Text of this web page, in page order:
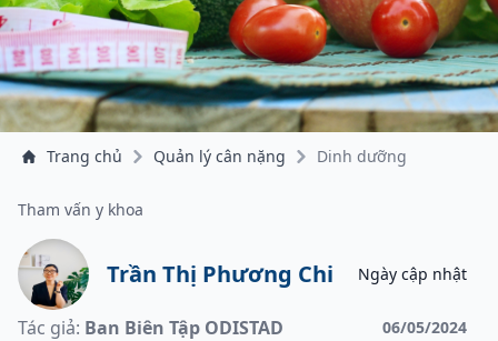
Trang chủ Quản lý cân nặng Dinh dưỡng
Tham vấn y khoa
Trần Thị Phương Chi Ngày cập nhật
Tác giả: Ban Biên Tập ODISTAD 06/05/2024